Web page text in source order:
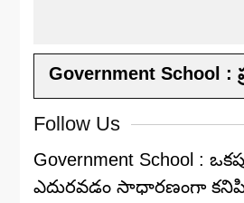
Government School :
Follow Us
Government School :
ఎదురవడం సాధారణంగా